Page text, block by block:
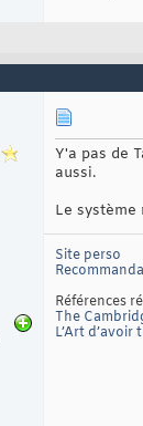
Y'a pas de
aussi.
Le
Site perso
Références
The
L’Art